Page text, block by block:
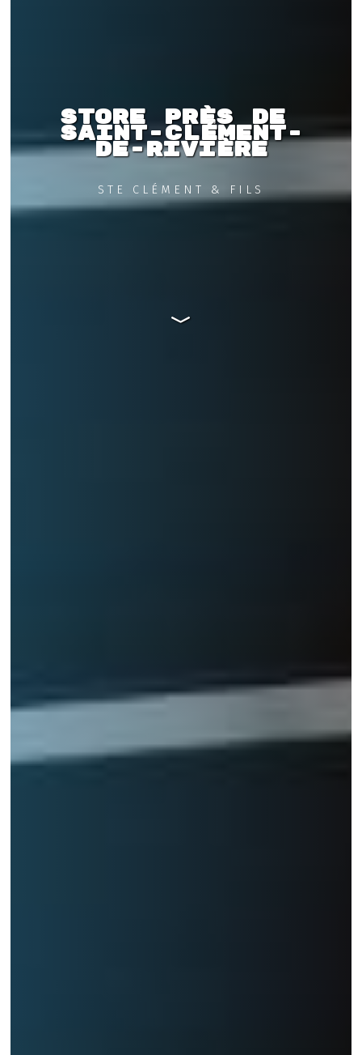
Store près de
Saint-Clément-
de-Rivière
STE CLÉMENT & FILS